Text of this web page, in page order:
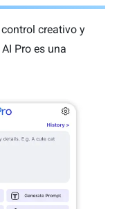
creativo y
Pro es una